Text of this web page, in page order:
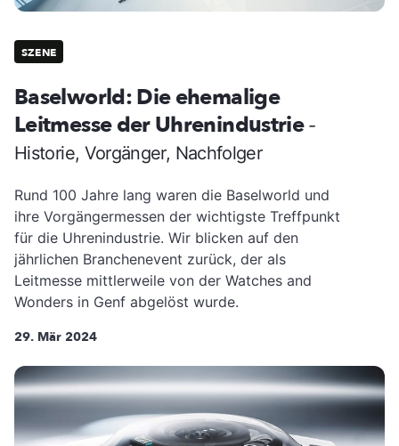
SZENE
Baselworld: Die ehemalige
Leitmesse der Uhrenindustrie -
Historie, Vorgänger, Nachfolger
Rund 100 Jahre lang waren die Baselworld und
ihre Vorgängermessen der wichtigste Treffpunkt
für die Uhrenindustrie. Wir blicken auf den
jährlichen Branchenevent zurück, der als
Leitmesse mittlerweile von der Watches and
Wonders in Genf abgelöst wurde.
29. Mär 2024